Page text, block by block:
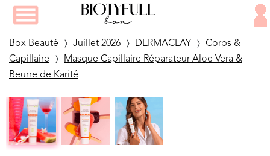
Box Beauté Juillet 2026 DERMACLAY
Corps &
Capillaire
Masque Capillaire Réparateur Aloe Vera &
Beurre de Karité